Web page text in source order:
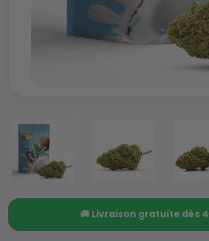
🚚 Livraison gratuite dès